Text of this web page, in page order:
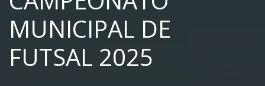
MUNICIPAL DE
FUTSAL 2025